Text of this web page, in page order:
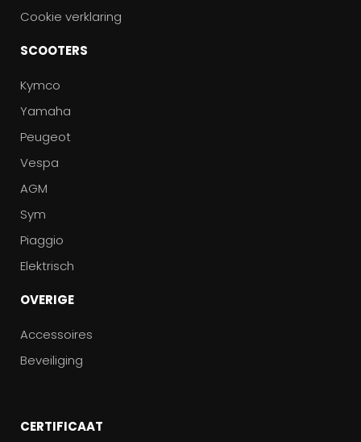
Cookie verklaring
SCOOTERS
Kymco
Yamaha
Peugeot
Vespa
AGM
Sym
Piaggio
Elektrisch
OVERIGE
Accessoires
Beveiliging
CERTIFICAAT